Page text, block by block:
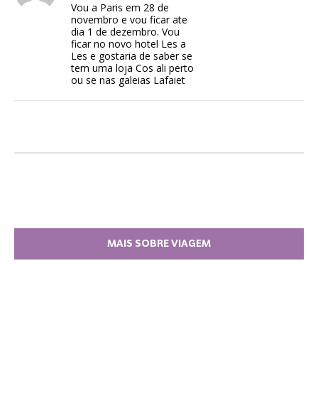
Vou a Paris em 28 de
novembro e vou ficar ate
dia 1 de dezembro. Vou
ficar no novo hotel Les a
Les e gostaria de saber se
tem uma loja Cos ali perto
ou se nas galeias Lafaiet
MAIS SOBRE VIAGEM